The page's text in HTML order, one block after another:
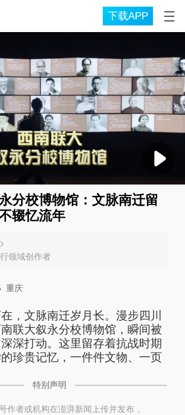
下载APP
分校博物馆：文脉南迁留
辍忆流年
领域创作者
重庆
，文脉南迁岁月长。漫步四川
联大叙永分校博物馆，瞬间被
深打动。这里留存着抗战时期
珍贵记忆，一件件文物、一页
特别声明
作者或机构在澎湃新闻上传并发布，